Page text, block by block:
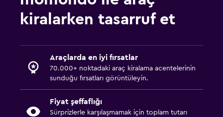
kiralarken tasarruf et
Araçlarda en iyi fırsatlar
70.000+ noktadaki araç kiralama acentelerinin
sunduğu fırsatları görüntüleyin.
Fiyat şeffaflığı
Sürprizlerle karşılaşmamak için toplam tutarı